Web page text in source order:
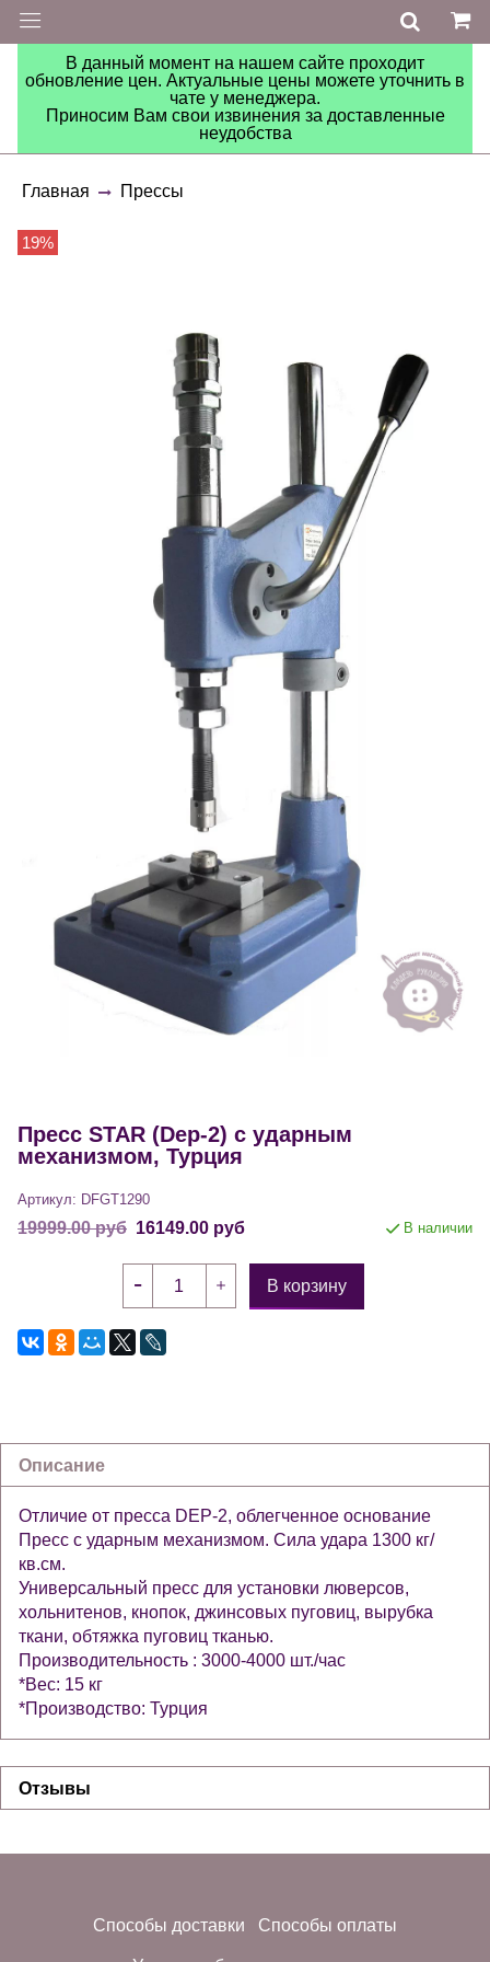
В данный момент на нашем сайте проходит
обновление цен. Актуальные цены можете уточнить в
чате у менеджера.
Приносим Вам свои извинения за доставленные
неудобства
Главная Прессы
19%
Пресс STAR (Dер-2) с ударным
механизмом, Турция
Артикул: DFGT1290
19999.00 руб 16149.00 руб В наличии
В корзину
Описание
Отличие от пресса DEP-2, облегченное основание
Пресс с ударным механизмом. Сила удара 1300 кг/
кв.см.
Универсальный пресс для установки люверсов,
хольнитенов, кнопок, джинсовых пуговиц, вырубка
ткани, обтяжка пуговиц тканью.
Производительность : 3000-4000 шт./час
*Вес: 15 кг
*Производство: Турция
Отзывы
Способы доставки Способы оплаты